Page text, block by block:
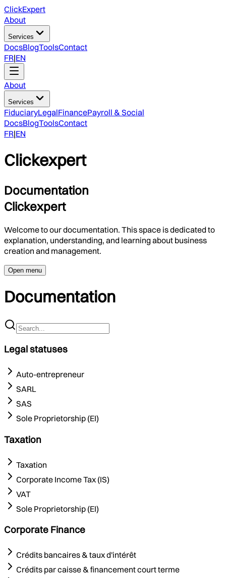
ClickExpert
About
Services
DocsBlogToolsContact
FR|EN
About
Services
FiduciaryLegalFinancePayroll & Social
DocsBlogToolsContact
FR|EN
Clickexpert
Documentation
Clickexpert
Welcome to our documentation. This space is dedicated to
explanation, understanding, and learning about business
creation and management.
Open menu
Documentation
Legal statuses
Auto-entrepreneur
SARL
SAS
Sole Proprietorship (EI)
Taxation
Taxation
Corporate Income Tax (IS)
VAT
Sole Proprietorship (EI)
Corporate Finance
Crédits bancaires & taux d'intérêt
Crédits par caisse & financement court terme